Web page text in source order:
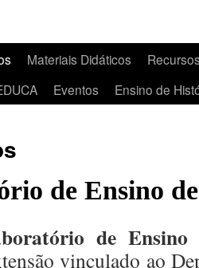
Materiais Didáticos
Eventos Ensino de
de Ensino
de Ensino
vinculado ao